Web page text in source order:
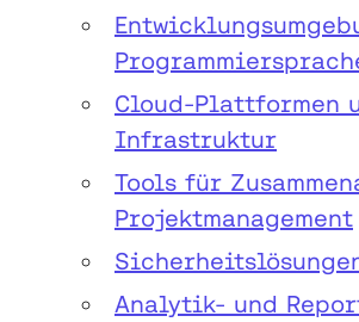
Cloud-Plattformen
Infrastruktur
Tools für
Projektmanagement
Analytik- und